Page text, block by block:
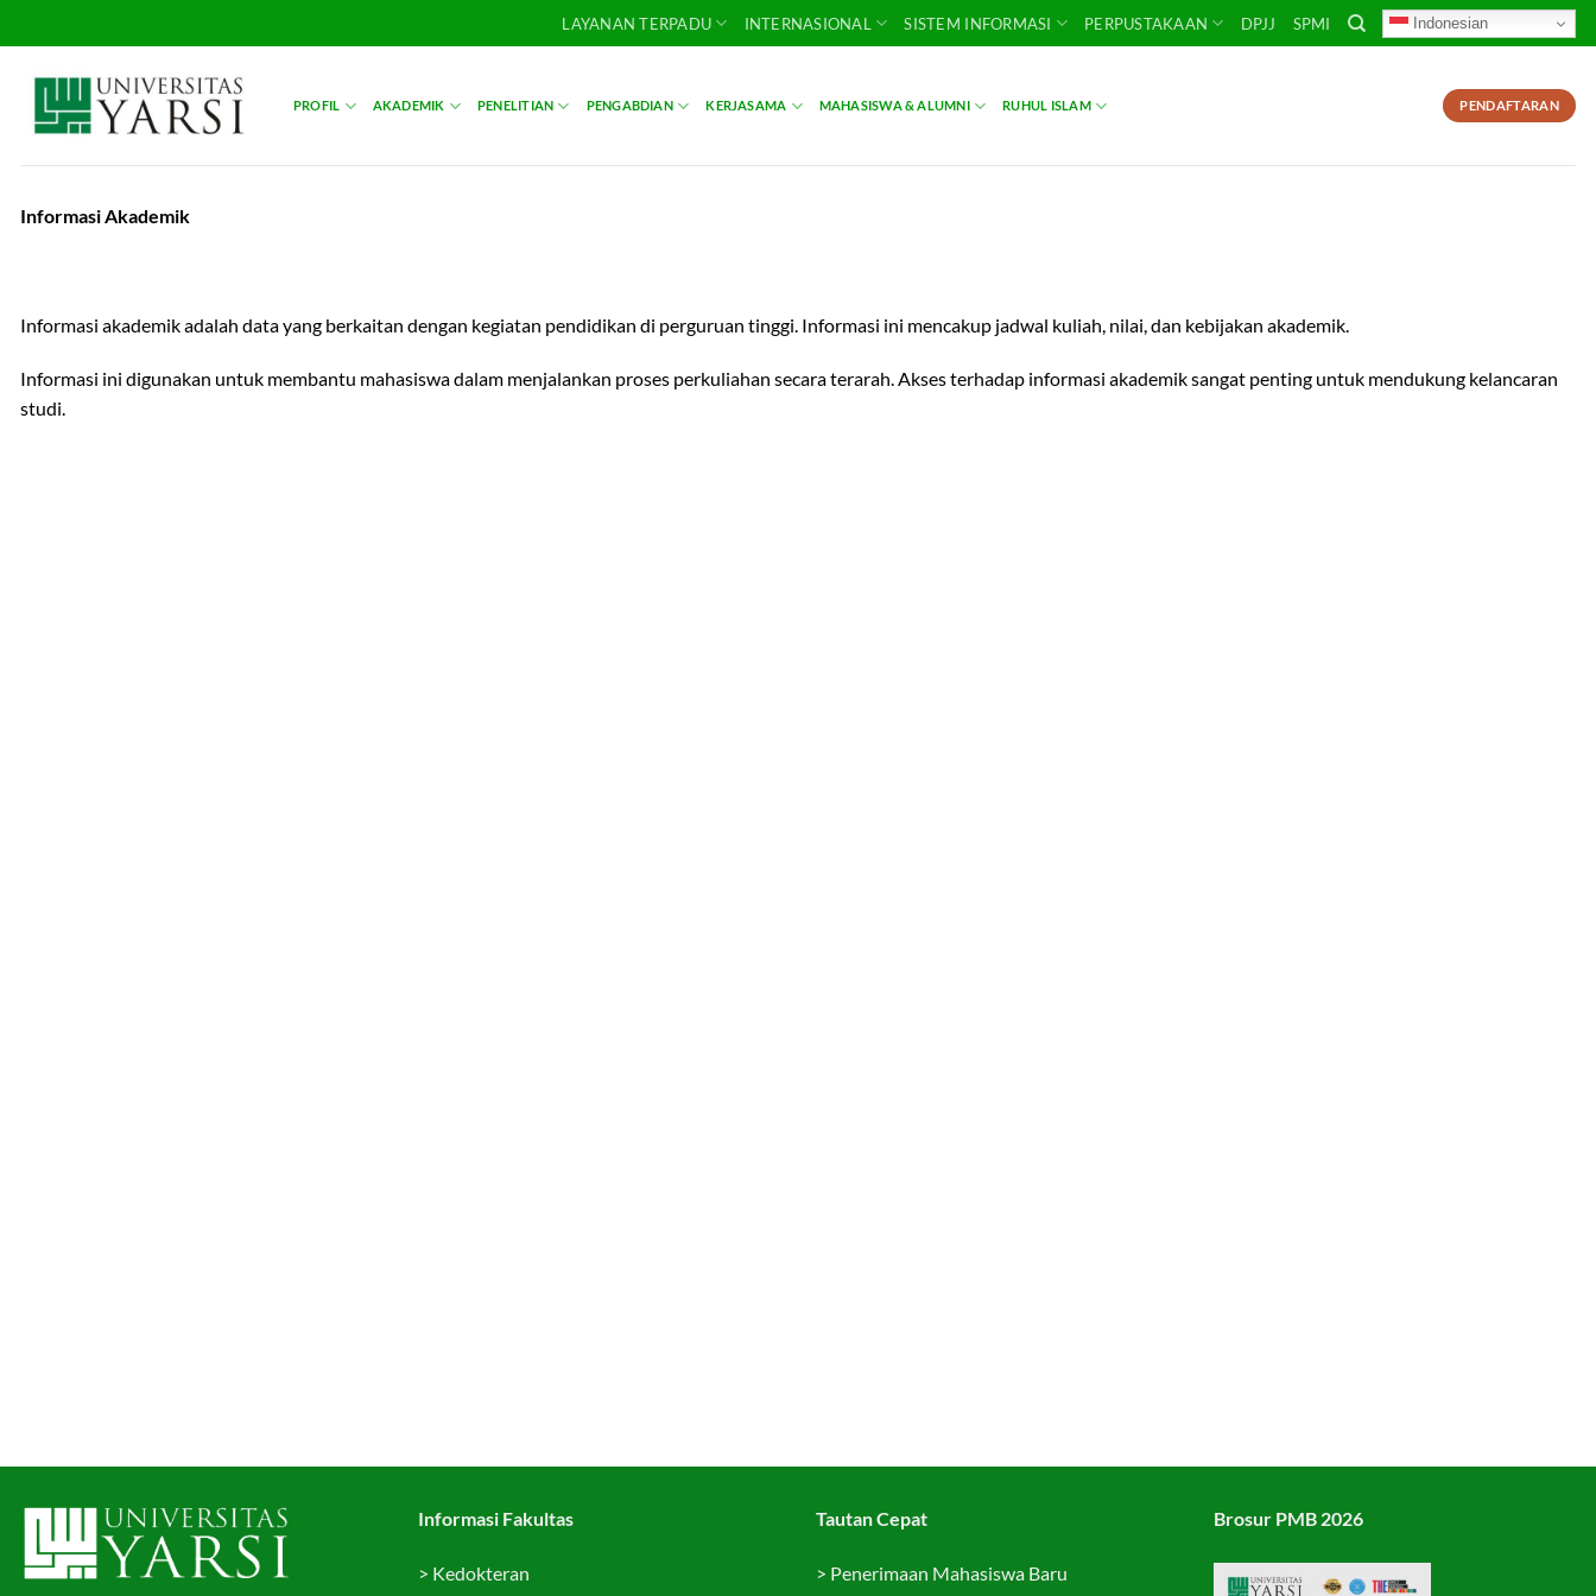
to
content
LAYANAN TERPADU INTERNASIONAL SISTEM INFORMASI PERPUSTAKAAN DPJJ SPMI Indonesian
PROFIL AKADEMIK PENELITIAN PENGABDIAN KERJASAMA MAHASISWA & ALUMNI RUHUL ISLAM PENDAFTARAN
Informasi Akademik
Informasi akademik adalah data yang berkaitan dengan kegiatan pendidikan di perguruan tinggi. Informasi ini mencakup jadwal kuliah, nilai, dan kebijakan akademik.
Informasi ini digunakan untuk membantu mahasiswa dalam menjalankan proses perkuliahan secara terarah. Akses terhadap informasi akademik sangat penting untuk mendukung kelancaran
studi.
Informasi Fakultas
> Kedokteran
Tautan Cepat
> Penerimaan Mahasiswa Baru
Brosur PMB 2026